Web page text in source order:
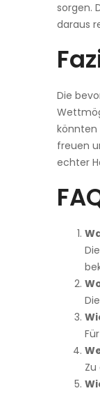
sorgen.
daraus
Die
könnten
freuen
echter